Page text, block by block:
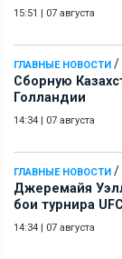
15:51 | 07 августа
ГЛАВНЫЕ НОВОСТИ /
Сборную
Голландии
14:34 | 07 августа
ГЛАВНЫЕ НОВОСТИ /
Джеремайя
бои турнира
14:34 | 07 августа